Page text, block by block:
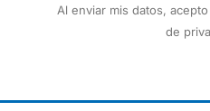
Al enviar mis datos,
de